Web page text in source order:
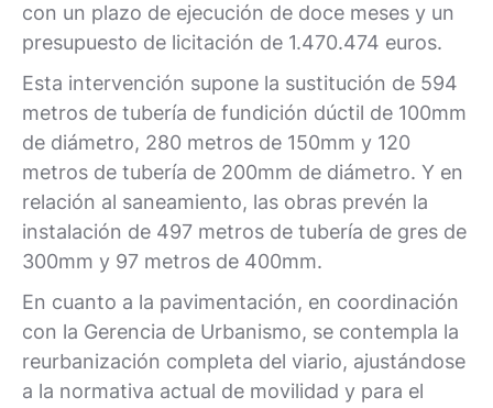
con un plazo de ejecución de doce meses y un
presupuesto de licitación de 1.470.474 euros.
Esta intervención supone la sustitución de 594
metros de tubería de fundición dúctil de 100mm
de diámetro, 280 metros de 150mm y 120
metros de tubería de 200mm de diámetro. Y en
relación al saneamiento, las obras prevén la
instalación de 497 metros de tubería de gres de
300mm y 97 metros de 400mm.
En cuanto a la pavimentación, en coordinación
con la Gerencia de Urbanismo, se contempla la
reurbanización completa del viario, ajustándose
a la normativa actual de movilidad y para el